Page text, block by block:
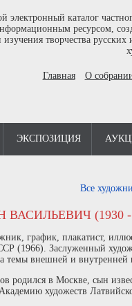
электронный каталог
ресурсом,
творчества русских
Главная О
ЭКСПОЗИЦИЯ
Все
(1930
график, плакатист,
(1966). Заслуженный
темы внешней и внутренней
родился в Москве, сын
художеств